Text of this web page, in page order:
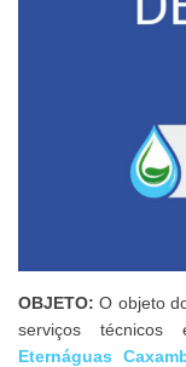
OBJETO: O objeto
serviços técnicos
Eternáguas